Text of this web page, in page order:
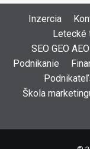
Inzercia
Letecké
SEO GEO
Podnikanie
Škola